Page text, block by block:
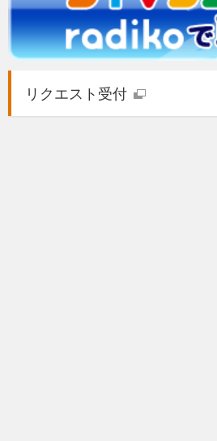
リクエスト受付